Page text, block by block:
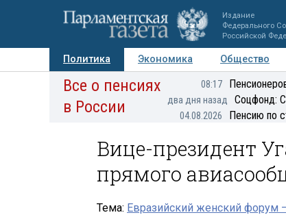
Издание
Федерального
Российской
Политика Экономика Общество
Авторы Персоны Мнения
Все о пенсиях
в России
08:17
два дня назад Соцфонд:
04.08.2026 Пенсию по
Вице-президент
прямого
Тема: Евразийский женский форум